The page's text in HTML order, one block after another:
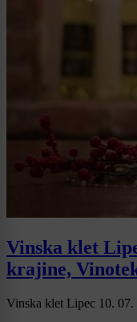
Vinska klet
krajine,
Vinska klet Lipec 10.